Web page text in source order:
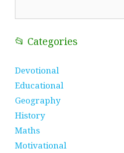
📂 Categories
Devotional
Educational
Geography
History
Maths
Motivational